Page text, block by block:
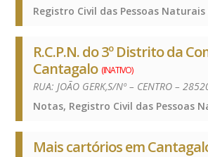
R.C.P.N. do 3º Distrito da
Cantagalo (INATIVO)
RUA: JOÃO GERK,S/Nº – CENTRO –
Mais cartórios em